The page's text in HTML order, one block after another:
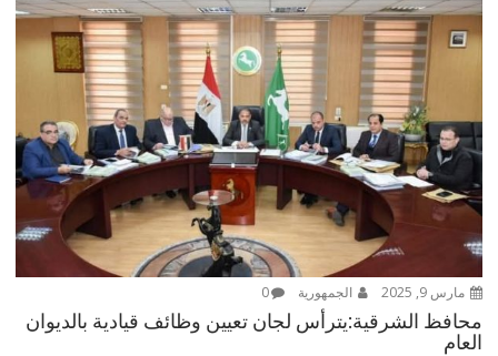
مارس 9, 2025 الجمهورية 0
محافظ الشرقية:يترأس لجان تعيين وظائف قيادية بالديوان
العام